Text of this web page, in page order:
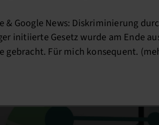
& Google News: Diskriminierung
initiierte Gesetz wurde am Ende
gebracht. Für mich konsequent.